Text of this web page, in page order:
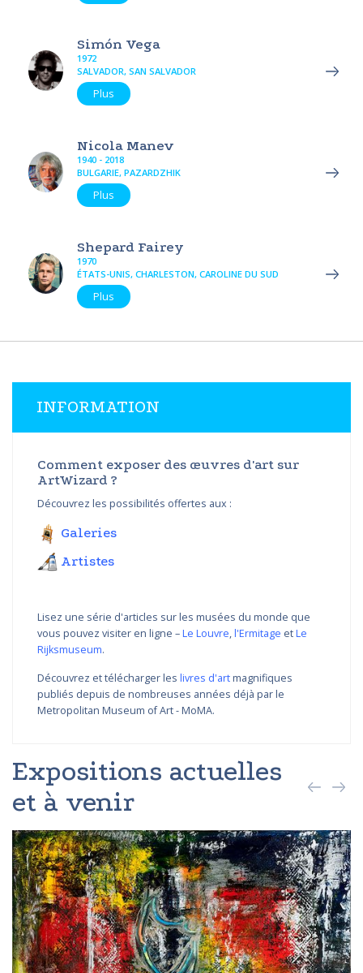
Simón Vega
1972
SALVADOR, SAN SALVADOR
Plus
Nicola Manev
1940 - 2018
BULGARIE, PAZARDZHIK
Plus
Shepard Fairey
1970
ÉTATS-UNIS, CHARLESTON, CAROLINE DU SUD
Plus
INFORMATION
Comment exposer des œuvres d'art sur
ArtWizard ?
Découvrez les possibilités offertes aux :
Galeries
Artistes
Lisez une série d'articles sur les musées du monde que
vous pouvez visiter en ligne –Le Louvre,l'Ermitage etLe
Rijksmuseum.
Découvrez et télécharger les livres d'artmagnifiques
publiés depuis de nombreuses années déjà par le
Metropolitan Museum of Art - MoMA.
Expositions actuelles
et à venir